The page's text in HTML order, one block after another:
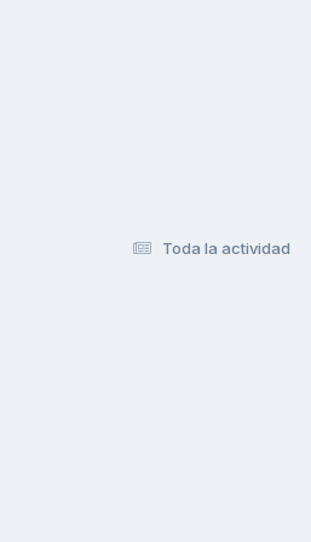
Toda la actividad